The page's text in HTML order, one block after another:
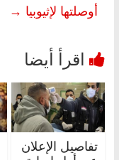
أوصلتها لإثيوبيا →
تفاصيل الإعلان